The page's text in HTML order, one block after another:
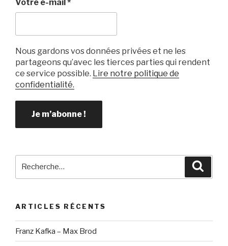
Votre e-mail*
Nous gardons vos données privées et ne les
partageons qu’avec les tierces parties qui rendent
ce service possible. Lire notre politique de
confidentialité.
ARTICLES RÉCENTS
Franz Kafka – Max Brod